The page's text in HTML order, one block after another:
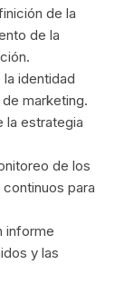
de la
de la
identidad
marketing.
la estrategia
de los
para
informe
y las